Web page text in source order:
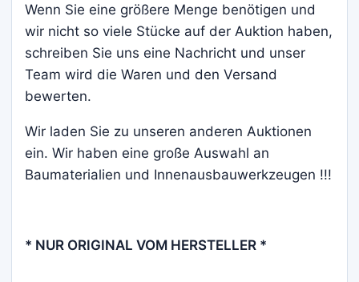
Wenn Sie eine größere Menge benötigen und
wir nicht so viele Stücke auf der Auktion haben,
schreiben Sie uns eine Nachricht und unser
Team wird die Waren und den Versand
bewerten.
Wir laden Sie zu unseren anderen Auktionen
ein. Wir haben eine große Auswahl an
Baumaterialien und Innenausbauwerkzeugen !!!
* NUR ORIGINAL VOM HERSTELLER *